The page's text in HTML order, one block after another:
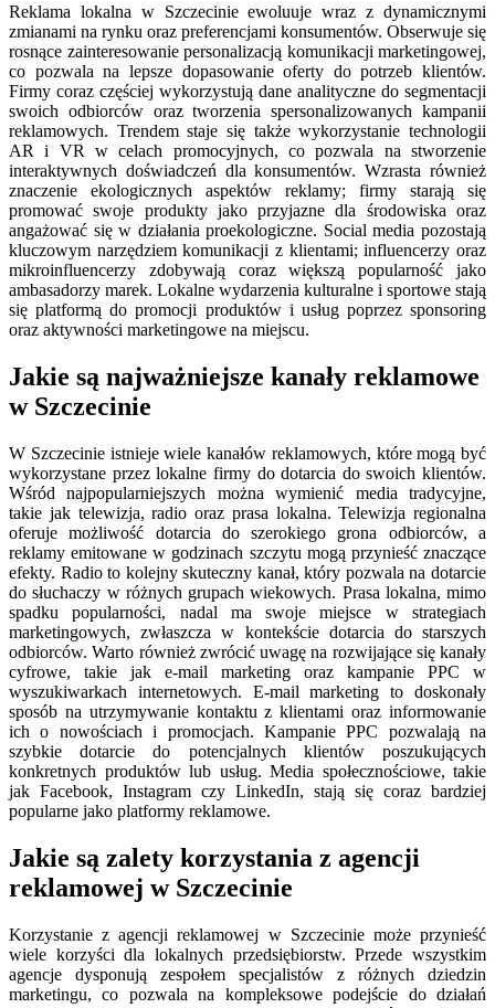
Reklama lokalna w Szczecinie ewoluuje wraz z dynamicznymi
zmianami na rynku oraz preferencjami konsumentów. Obserwuje się
rosnące zainteresowanie personalizacją komunikacji marketingowej,
co pozwala na lepsze dopasowanie oferty do potrzeb klientów.
Firmy coraz częściej wykorzystują dane analityczne do segmentacji
swoich odbiorców oraz tworzenia spersonalizowanych kampanii
reklamowych. Trendem staje się także wykorzystanie technologii
AR i VR w celach promocyjnych, co pozwala na stworzenie
interaktywnych doświadczeń dla konsumentów. Wzrasta również
znaczenie ekologicznych aspektów reklamy; firmy starają się
promować swoje produkty jako przyjazne dla środowiska oraz
angażować się w działania proekologiczne. Social media pozostają
kluczowym narzędziem komunikacji z klientami; influencerzy oraz
mikroinfluencerzy zdobywają coraz większą popularność jako
ambasadorzy marek. Lokalne wydarzenia kulturalne i sportowe stają
się platformą do promocji produktów i usług poprzez sponsoring
oraz aktywności marketingowe na miejscu.
Jakie są najważniejsze kanały reklamowe
w Szczecinie
W Szczecinie istnieje wiele kanałów reklamowych, które mogą być
wykorzystane przez lokalne firmy do dotarcia do swoich klientów.
Wśród najpopularniejszych można wymienić media tradycyjne,
takie jak telewizja, radio oraz prasa lokalna. Telewizja regionalna
oferuje możliwość dotarcia do szerokiego grona odbiorców, a
reklamy emitowane w godzinach szczytu mogą przynieść znaczące
efekty. Radio to kolejny skuteczny kanał, który pozwala na dotarcie
do słuchaczy w różnych grupach wiekowych. Prasa lokalna, mimo
spadku popularności, nadal ma swoje miejsce w strategiach
marketingowych, zwłaszcza w kontekście dotarcia do starszych
odbiorców. Warto również zwrócić uwagę na rozwijające się kanały
cyfrowe, takie jak e-mail marketing oraz kampanie PPC w
wyszukiwarkach internetowych. E-mail marketing to doskonały
sposób na utrzymywanie kontaktu z klientami oraz informowanie
ich o nowościach i promocjach. Kampanie PPC pozwalają na
szybkie dotarcie do potencjalnych klientów poszukujących
konkretnych produktów lub usług. Media społecznościowe, takie
jak Facebook, Instagram czy LinkedIn, stają się coraz bardziej
popularne jako platformy reklamowe.
Jakie są zalety korzystania z agencji
reklamowej w Szczecinie
Korzystanie z agencji reklamowej w Szczecinie może przynieść
wiele korzyści dla lokalnych przedsiębiorstw. Przede wszystkim
agencje dysponują zespołem specjalistów z różnych dziedzin
marketingu, co pozwala na kompleksowe podejście do działań